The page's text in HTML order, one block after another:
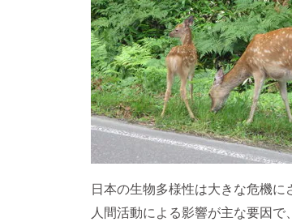
日本の生物多様性は大きな危機に
人間活動による影響が主な要因